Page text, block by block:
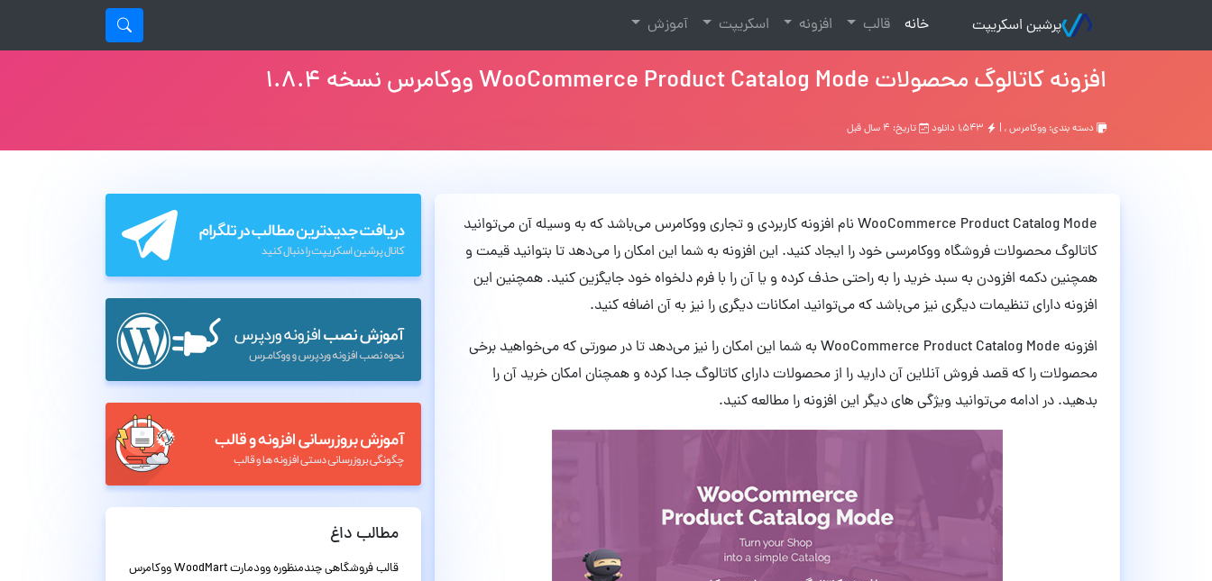
پرشین اسکریپت خانه
(current) قالب افزونه اسکریپت آموزش
افزونه کاتالوگ محصولات WooCommerce Product Catalog Mode ووکامرس نسخه 1.8.4
دسته بندی: ووکامرس, | تاریخ: ۴ سال قبل
WooCommerce Product Catalog Mode نام افزونه کاربردی و تجاری ووکامرس می‌باشد که به وسیله آن می‌توانید
کاتالوگ محصولات فروشگاه ووکامرسی خود را ایجاد کنید. این افزونه به شما این امکان را می‌دهد تا بتوانید قیمت و
همچنین دکمه افزودن به سبد خرید را به راحتی حذف کرده و یا آن را با فرم دلخواه خود جایگزین کنید. همچنین این
افزونه دارای تنظیمات دیگری نیز می‌باشد که می‌توانید امکانات دیگری را نیز به آن اضافه کنید.
افزونه WooCommerce Product Catalog Mode به شما این امکان را نیز می‌دهد تا در صورتی که می‌خواهید برخی
محصولات را که قصد فروش آنلاین آن دارید را از محصولات دارای کاتالوگ جدا کرده و همچنان امکان خرید آن را
بدهید. در ادامه می‌توانید ویژگی های دیگر این افزونه را مطالعه کنید.
مطالب داغ
قالب فروشگاهی چندمنظوره وودمارت WoodMart ووکامرس